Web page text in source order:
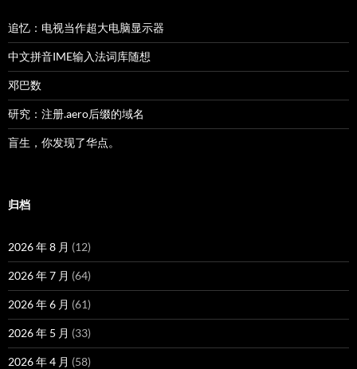
追忆：电视当作超大电脑显示器
中文拼音IME输入法词库随想
邓巴数
研究：注册.aero后缀的域名
盲生，你发现了华点。
归档
2026 年 8 月 (12)
2026 年 7 月 (64)
2026 年 6 月 (61)
2026 年 5 月 (33)
2026 年 4 月 (58)